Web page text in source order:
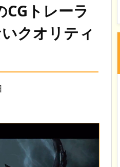
CGトレーラ
クオリティ